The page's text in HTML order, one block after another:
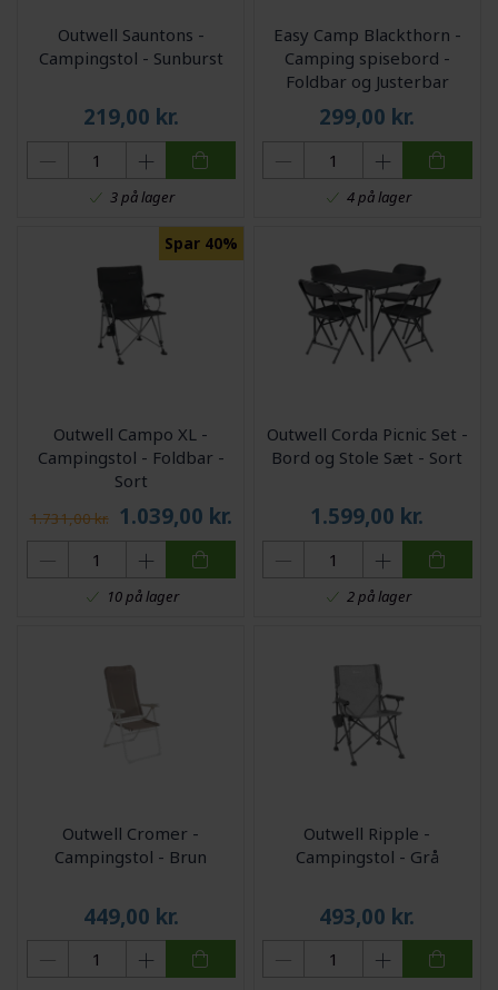
Outwell Sauntons -
Campingstol - Sunburst
219,00 kr.
3 på lager
Easy Camp Blackthorn -
Camping spisebord -
Foldbar og Justerbar
299,00 kr.
4 på lager
Spar 40%
Outwell Campo XL -
Campingstol - Foldbar -
Sort
1.731,00 kr. 1.039,00 kr.
10 på lager
Outwell Corda Picnic Set -
Bord og Stole Sæt - Sort
1.599,00 kr.
2 på lager
Outwell Cromer -
Campingstol - Brun
449,00 kr.
Outwell Ripple -
Campingstol - Grå
493,00 kr.